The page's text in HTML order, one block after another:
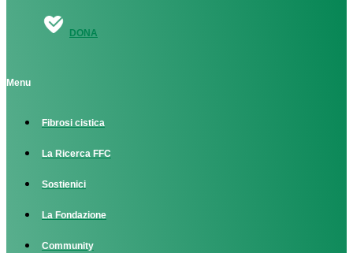
DONA
Menu
Fibrosi cistica
La Ricerca FFC
Sostienici
La Fondazione
Community